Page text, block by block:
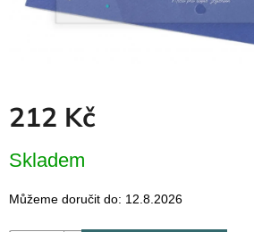
dárkové
krabičky
Pro
firmy
Halloween
Valentýn
212 Kč
cena:
Skladem
Můžeme doručit do: 12.8.2026